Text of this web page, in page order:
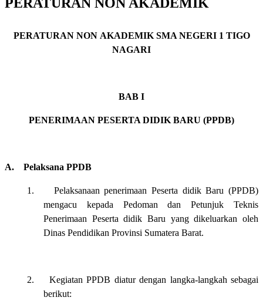
PERATURAN NON AKADEMIK SMA NEGERI 1 TIGO
NAGARI
BAB I
PENERIMAAN PESERTA DIDIK BARU (PPDB)
A. Pelaksana PPDB
1. Pelaksanaan penerimaan Peserta didik Baru(PPDB)
mengacu kepada Pedoman dan Petunjuk Teknis
Penerimaan Peserta didik Baru yang dikeluarkan oleh
Dinas Pendidikan Provinsi Sumatera Barat.
2.
Kegiatan PPDB diatur dengan langka-langkah sebagai
berikut: